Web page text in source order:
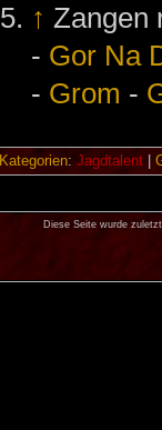
↑ Zangen
- Gor Na
- Grom -
Kategorien: Jagdtalent|
Diese Seite wurde